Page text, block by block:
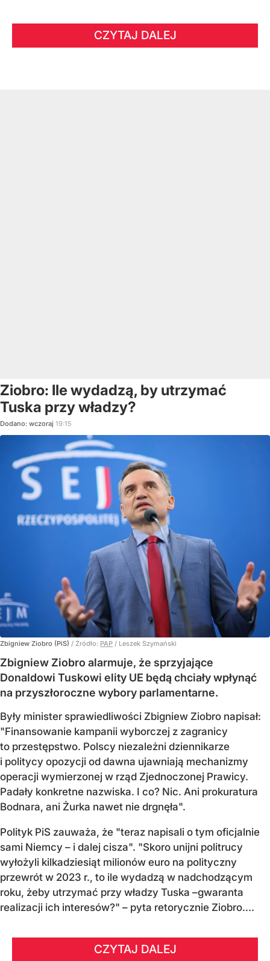
CZYTAJ DALEJ
Ziobro: Ile wydadzą, by utrzymać
Tuska przy władzy?
Dodano: wczoraj 19:15
Zbigniew Ziobro (PiS) / Źródło: PAP / Leszek Szymański
Zbigniew Ziobro alarmuje, że sprzyjające
Donaldowi Tuskowi elity UE będą chciały wpłynąć
na przyszłoroczne wybory parlamentarne.
Były minister sprawiedliwości Zbigniew Ziobro napisał:
"Finansowanie kampanii wyborczej z zagranicy
to przestępstwo. Polscy niezależni dziennikarze
i politycy opozycji od dawna ujawniają mechanizmy
operacji wymierzonej w rząd Zjednoczonej Prawicy.
Padały konkretne nazwiska. I co? Nic. Ani prokuratura
Bodnara, ani Żurka nawet nie drgnęła".
Polityk PiS zauważa, że "teraz napisali o tym oficjalnie
sami Niemcy – i dalej cisza". "Skoro unijni politrucy
wyłożyli kilkadziesiąt milionów euro na polityczny
przewrót w 2023 r., to ile wydadzą w nadchodzącym
roku, żeby utrzymać przy władzy Tuska –gwaranta
realizacji ich interesów?" – pyta retorycznie Ziobro....
CZYTAJ DALEJ